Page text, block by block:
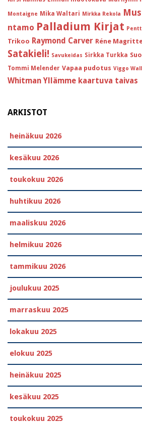
Montaigne Mika Waltari Mirkka Rekola
ntamo Palladium Kirjat
Trikoo Raymond Carver Réne
Satakieli! Savukeidas Sirkka Turkka
Tommi Melender Vapaa pudotus Viggo
Whitman Yllämme kaartuva taivas
ARKISTOT
heinäkuu 2026
kesäkuu 2026
toukokuu 2026
huhtikuu 2026
maaliskuu 2026
helmikuu 2026
tammikuu 2026
joulukuu 2025
marraskuu 2025
lokakuu 2025
elokuu 2025
heinäkuu 2025
kesäkuu 2025
toukokuu 2025